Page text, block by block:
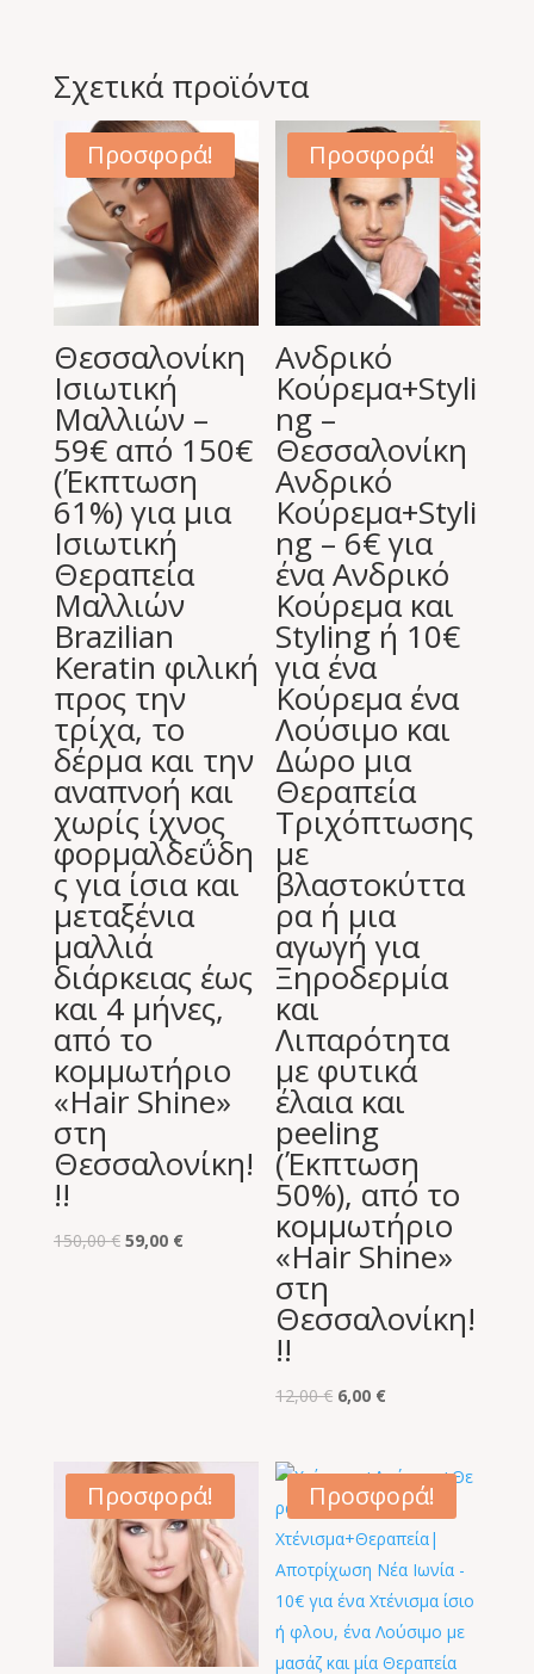
Σχετικά προϊόντα
Προσφορά!
Θεσσαλονίκη
Ισιωτική
Μαλλιών –
59€ από 150€
(Έκπτωση
61%) για μια
Ισιωτική
Θεραπεία
Μαλλιών
Brazilian
Keratin φιλική
προς την
τρίχα, το
δέρμα και την
αναπνοή και
χωρίς ίχνος
φορμαλδεΰδη
ς για ίσια και
μεταξένια
μαλλιά
διάρκειας έως
και 4 μήνες,
από το
κομμωτήριο
«Hair Shine»
στη
Θεσσαλονίκη!
!!
150,00€ Original
59,00 €Η
Προσφορά!
Ανδρικό
Κούρεμα+Styli
ng –
Θεσσαλονίκη
Ανδρικό
Κούρεμα+Styli
ng – 6€ για
ένα Ανδρικό
Κούρεμα και
Styling ή 10€
για ένα
Κούρεμα ένα
Λούσιμο και
Δώρο μια
Θεραπεία
Τριχόπτωσης
με
βλαστοκύττα
ρα ή μια
αγωγή για
Ξηροδερμία
και
Λιπαρότητα
με φυτικά
έλαια και
peeling
(Έκπτωση
50%), από το
κομμωτήριο
«Hair Shine»
στη
Θεσσαλονίκη!
!!
12,00€ Original
12,00 €.
6,00 €
είναι:
6,00 €.
Προσφορά! Προσφορά!